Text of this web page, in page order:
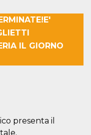
IL GIORNO
presenta il
used can be
specific to
maintaining
performance
and